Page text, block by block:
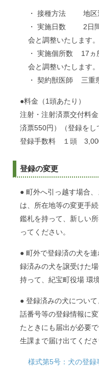
・ 接種方法 地区
・ 実施日数 2日間
会と調整いたします。
・ 実施個所数 17ヵ
会と調整いたします。
・ 契約獣医師 三重
●料金（1頭あたり）
注射・注射済票交付料
済票550円）（登録を
登録手数料 １頭 3,000
登録の変更
● 町外へ引っ越す場合
は、所在地等の変更手
鑑札を持って、新しい
ってください。
● 町外で登録済の犬を
録済みの犬を譲受けた
持って、紀宝町役場 環
● 登録済みの犬につい
話番号等の登録情報に
たときにも届出が必要
生課まで届け出てくださ
様式第5号：犬の登録